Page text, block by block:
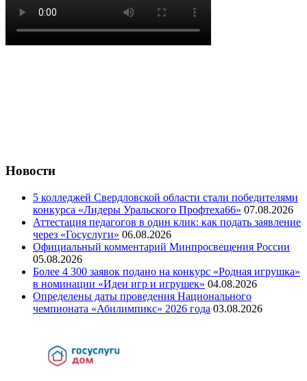
Новости
5 колледжей Свердловской области стали победителями
конкурса «Лидеры Уральского Профтеха66» 07.08.2026
Аттестация педагогов в один клик: как подать заявление
через «Госуслуги» 06.08.2026
Официальный комментарий Минпросвещения России
05.08.2026
Более 4 300 заявок подано на конкурс «Родная игрушка»
в номинации «Идеи игр и игрушек» 04.08.2026
Определены даты проведения Национального
чемпионата «Абилимпикс» 2026 года 03.08.2026